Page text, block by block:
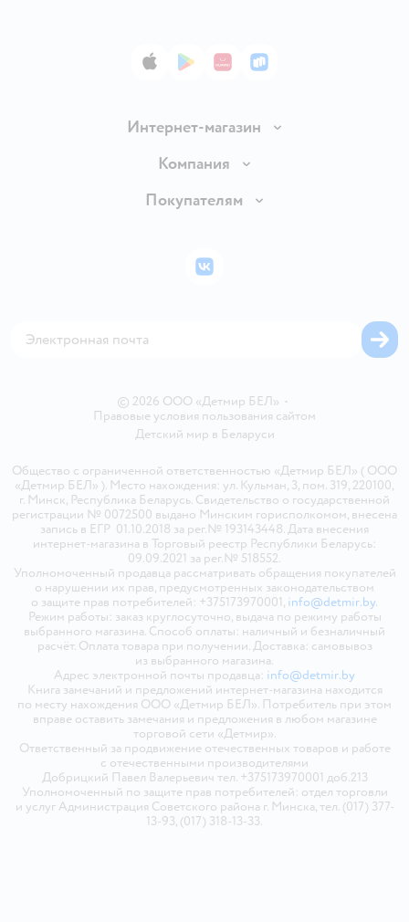
App StoreGoogle Play
AppGallery
RuStore
Интернет-магазин
Доставка и оплата
Правила продажи
Политика использования файлов cookie
Компания
Вакансии
Покупателям
Бонусные карты
© 2026 ООО «Детмир БЕЛ» •
Правовые условия пользования сайтом
Детский мир в Беларуси
Общество с ограниченной ответственностью «Детмир БЕЛ» ( ООО
«Детмир БЕЛ» ). Место нахождения: ул. Кульман, 3, пом. 319, 220100,
г. Минск, Республика Беларусь. Свидетельство о государственной
регистрации № 0072500 выдано Минским горисполкомом, внесена
запись в ЕГР 01.10.2018 за рег.№ 193143448. Дата внесения
интернет-магазина в Торговый реестр Республики Беларусь:
09.09.2021 за рег.№ 518552.
Уполномоченный продавца рассматривать обращения покупателей
о нарушении их прав, предусмотренных законодательством
о защите прав потребителей: +375173970001, info@detmir.by.
Режим работы: заказ круглосуточно, выдача по режиму работы
выбранного магазина. Способ оплаты: наличный и безналичный
расчёт. Оплата товара при получении. Доставка: самовывоз
из выбранного магазина.
Адрес электронной почты продавца: info@detmir.by
Книга замечаний и предложений интернет-магазина находится
по месту нахождения ООО «Детмир БЕЛ». Потребитель при этом
вправе оставить замечания и предложения в любом магазине
торговой сети «Детмир».
Ответственный за продвижение отечественных товаров и работе
с отечественными производителями
Добрицкий Павел Валерьевич тел. +375173970001 доб.213
Уполномоченный по защите прав потребителей: отдел торговли
и услуг Администрация Советского района г. Минска, тел. (017) 377-
13-93, (017) 318-13-33.
ВКонтакте